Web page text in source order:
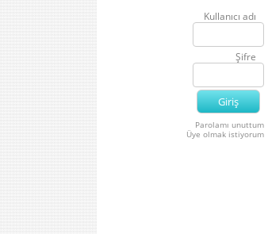
Kullanıcı adı
Şifre
Parolamı unuttum
Üye olmak istiyorum